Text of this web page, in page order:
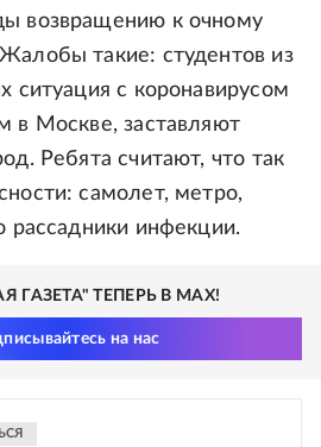
возвращению к очному
такие: студентов из
ситуация с коронавирусом
в Москве, заставляют
Ребята считают, что так
самолет, метро,
рассадники инфекции.
ГАЗЕТА" ТЕПЕРЬ В MAX!
на нас